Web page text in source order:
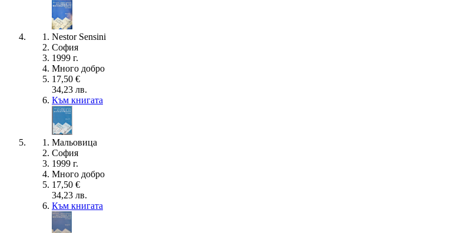
Nestor Sensini
София
1999 г.
Много добро
17,50 €
34,23 лв.
Към книгата
Мальовица
София
1999 г.
Много добро
17,50 €
34,23 лв.
Към книгата